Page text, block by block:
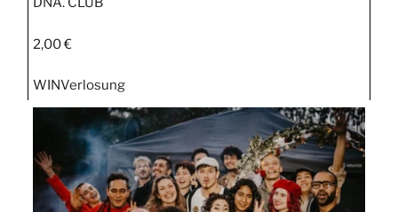
2,00 €
WINVerlosung